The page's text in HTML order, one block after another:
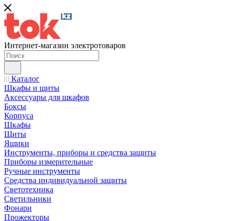
Интернет-магазин электротоваров
Каталог
Шкафы и щиты
Аксессуары для шкафов
Боксы
Корпуса
Шкафы
Щиты
Ящики
Инструменты, приборы и средства защиты
Приборы измерительные
Ручные инструменты
Средства индивидуальной защиты
Светотехника
Светильники
Фонари
Прожекторы